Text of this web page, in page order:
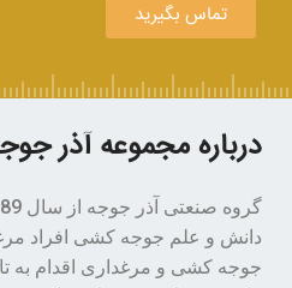
تماس بگیرید
درباره مجموعه آذر
دانش و علم جوجه کشی افراد
جوجه کشی و مرغداری اقدام به